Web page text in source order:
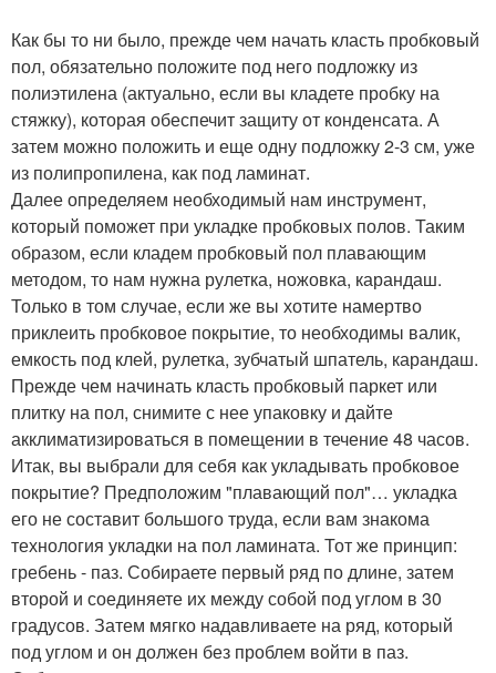
Как бы то ни было, прежде чем начать класть пробковый
пол, обязательно положите под него подложку из
полиэтилена (актуально, если вы кладете пробку на
стяжку), которая обеспечит защиту от конденсата. А
затем можно положить и еще одну подложку 2-3 см, уже
из полипропилена, как под ламинат.
Далее определяем необходимый нам инструмент,
который поможет при укладке пробковых полов. Таким
образом, если кладем пробковый пол плавающим
методом, то нам нужна рулетка, ножовка, карандаш.
Только в том случае, если же вы хотите намертво
приклеить пробковое покрытие, то необходимы валик,
емкость под клей, рулетка, зубчатый шпатель, карандаш.
Прежде чем начинать класть пробковый паркет или
плитку на пол, снимите с нее упаковку и дайте
акклиматизироваться в помещении в течение 48 часов.
Итак, вы выбрали для себя как укладывать пробковое
покрытие? Предположим "плавающий пол"… укладка
его не составит большого труда, если вам знакома
технология укладки на пол ламината. Тот же принцип:
гребень - паз. Собираете первый ряд по длине, затем
второй и соединяете их между собой под углом в 30
градусов. Затем мягко надавливаете на ряд, который
под углом и он должен без проблем войти в паз.